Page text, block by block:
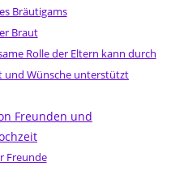
Bräutigams
Braut
Rolle der Eltern kann durch
und Wünsche unterstützt
Freunden und
Freunde